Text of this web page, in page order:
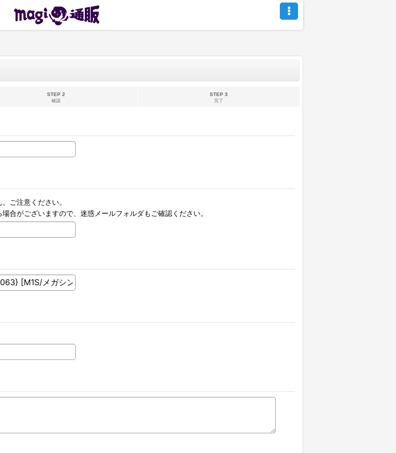
STEP 2
確認
STEP 3
完了
ご注意ください。
合がございますので、迷惑メールフォルダもご確認ください。